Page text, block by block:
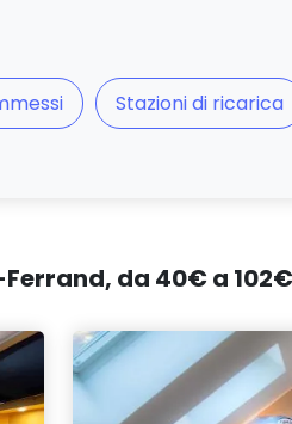
Stazioni di ricarica
da 40€ a